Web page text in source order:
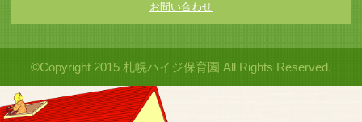
お問い合わせ
©Copyright 2015 札幌ハイジ保育園 All Rights Reserved.